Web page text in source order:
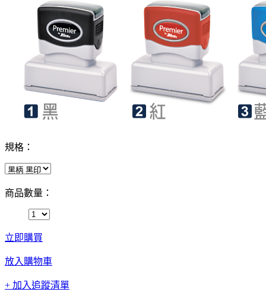
規格：
商品數量：
立即購買
放入購物車
+ 加入追蹤清單